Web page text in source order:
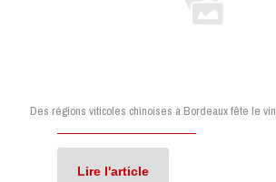
Des régions viticoles chinoises à Bordeaux fête le vin
Lire l'article